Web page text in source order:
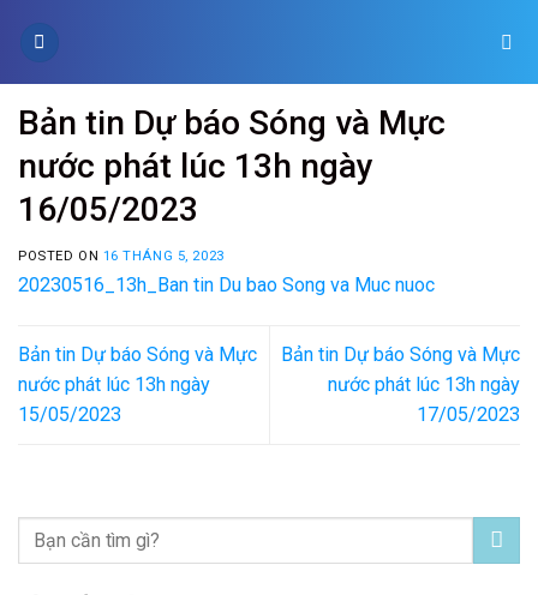
Bản tin Dự báo Sóng và Mực
nước phát lúc 13h ngày
16/05/2023
POSTED ON 16 THÁNG 5, 2023
20230516_13h_Ban tin Du bao Song va Muc nuoc
Bản tin Dự báo Sóng và Mực
nước phát lúc 13h ngày
15/05/2023
Bản tin Dự báo Sóng và Mực
nước phát lúc 13h ngày
17/05/2023